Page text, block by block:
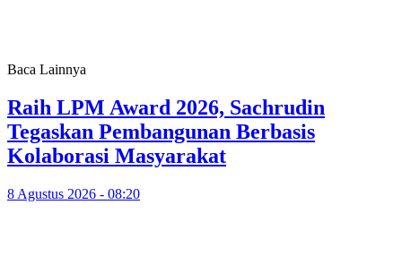
Baca Lainnya
Raih LPM Award 2026, Sachrudin
Tegaskan Pembangunan Berbasis
Kolaborasi Masyarakat
8 Agustus 2026 - 08:20